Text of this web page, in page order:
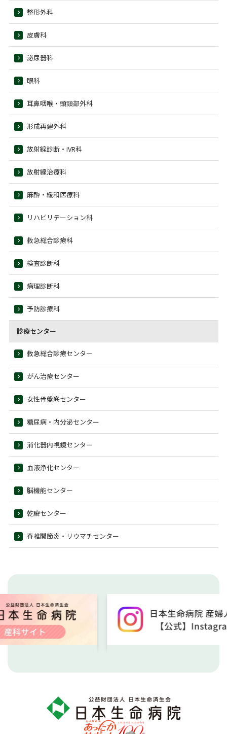
整形外科
皮膚科
泌尿器科
眼科
耳鼻咽喉・頭頸部外科
形成再建外科
放射線診断・IVR科
放射線治療科
麻酔・緩和医療科
リハビリテーション科
救急総合診療科
検査診断科
病理診断科
予防診療科
診療センター
救急総合診療センター
がん治療センター
女性骨盤底センター
糖尿病・内分泌センター
消化器内視鏡センター
血液浄化センター
脳機能センター
乾癬センター
脊椎関節炎・リウマチセンター